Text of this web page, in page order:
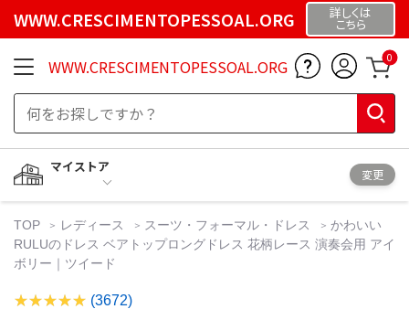
WWW.CRESCIMENTOPESSOAL.ORG 詳しくは
こちら
WWW.CRESCIMENTOPESSOAL.ORG 0
マイストア
変更
TOP レディース スーツ・フォーマル・ドレス
かわいい
RULUのドレス ベアトップロングドレス 花柄レース 演奏会用 アイ
ボリー｜ツイード
(3672)